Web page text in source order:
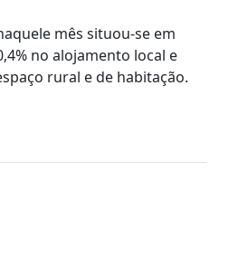
mês situou-se em
no alojamento local e
rural e de habitação.